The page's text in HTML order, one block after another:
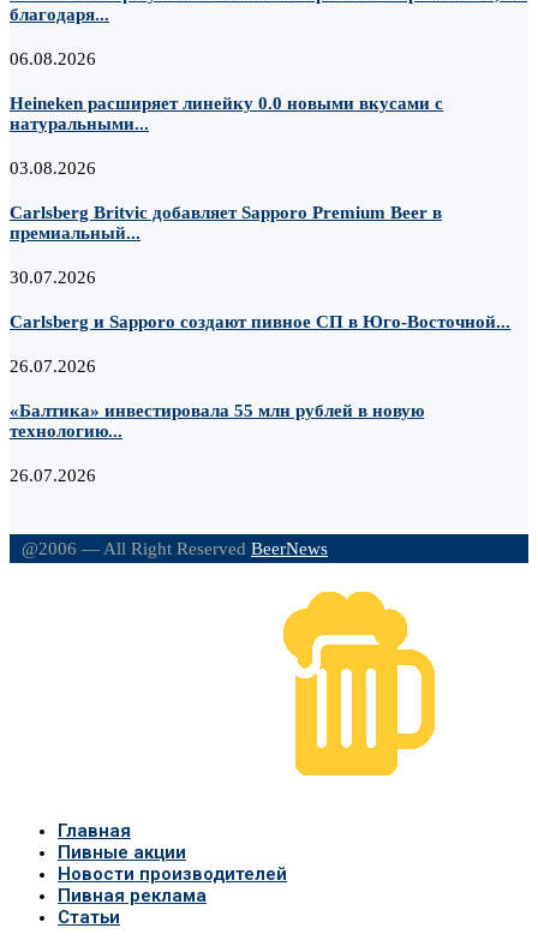
благодаря...
06.08.2026
Heineken расширяет линейку 0.0 новыми вкусами с
натуральными...
03.08.2026
Carlsberg Britvic добавляет Sapporo Premium Beer в
премиальный...
30.07.2026
Carlsberg и Sapporo создают пивное СП в Юго-Восточной...
26.07.2026
«Балтика» инвестировала 55 млн рублей в новую
технологию...
26.07.2026
@2006 — All Right Reserved BeerNews
Главная
Пивные акции
Новости производителей
Пивная реклама
Статьи